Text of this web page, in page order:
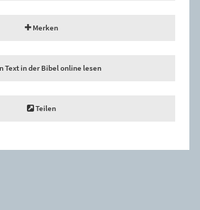
Merken
Text in der Bibel online lesen
Teilen